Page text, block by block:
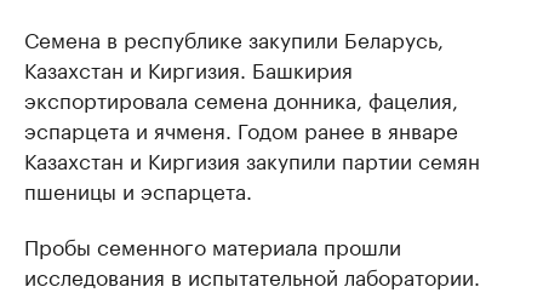
Семена в республике закупили Беларусь,
Казахстан и Киргизия. Башкирия
экспортировала семена донника, фацелия,
эспарцета и ячменя. Годом ранее в январе
Казахстан и Киргизия закупили партии семян
пшеницы и эспарцета.
Пробы семенного материала прошли
исследования в испытательной лаборатории.